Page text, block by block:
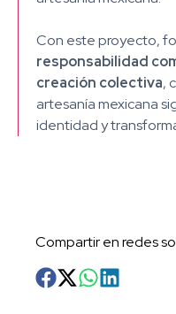
Con este proyecto,
responsabilidad
creación colectiva,
artesanía mexicana
identidad y
Compartir en redes